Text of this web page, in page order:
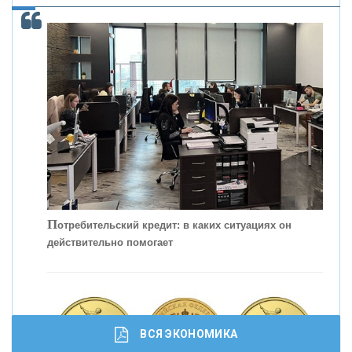
Скорость - один из главных трендов в
кредитовании бизнеса - «Интервью»
Потребительский кредит: в каких ситуациях он
действительно помогает
ВСЯ ЭКОНОМИКА